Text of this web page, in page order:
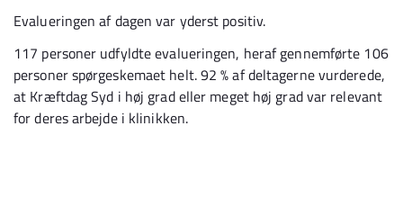
Evalueringen af dagen var yderst positiv.
117 personer udfyldte evalueringen, heraf gennemførte 106
personer spørgeskemaet helt. 92 % af deltagerne vurderede,
at Kræftdag Syd i høj grad eller meget høj grad var relevant
for deres arbejde i klinikken.